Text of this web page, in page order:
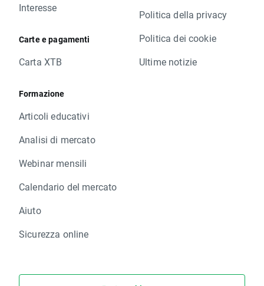
Interesse
Carte e pagamenti
Carta XTB
Formazione
Articoli educativi
Analisi di mercato
Webinar mensili
Calendario del mercato
Aiuto
Sicurezza online
Politica della privacy
Politica dei cookie
Ultime notizie